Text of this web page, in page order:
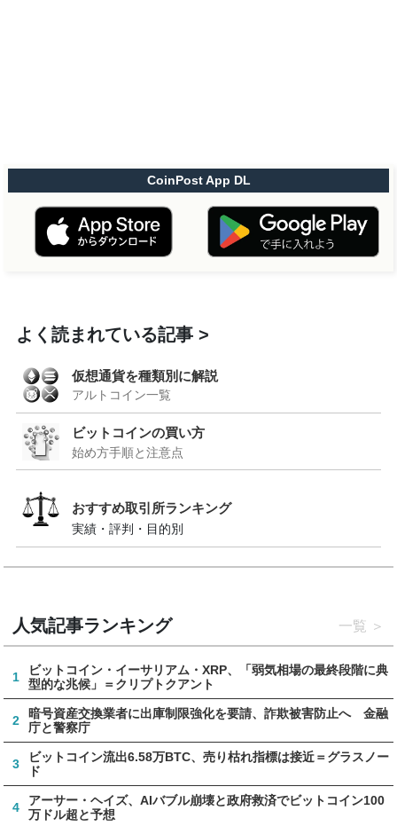
CoinPost App DL
よく読まれている記事
仮想通貨を種類別に解説
アルトコイン一覧
ビットコインの買い方
始め方手順と注意点
おすすめ取引所ランキング
実績・評判・目的別
人気記事ランキング 一覧
1
ビットコイン・イーサリアム・XRP、「弱気相場の最終段階に典
型的な兆候」＝クリプトクアント
2
暗号資産交換業者に出庫制限強化を要請、詐欺被害防止へ 金融
庁と警察庁
3
ビットコイン流出6.58万BTC、売り枯れ指標は接近＝グラスノー
ド
4
アーサー・ヘイズ、AIバブル崩壊と政府救済でビットコイン100
万ドル超と予想